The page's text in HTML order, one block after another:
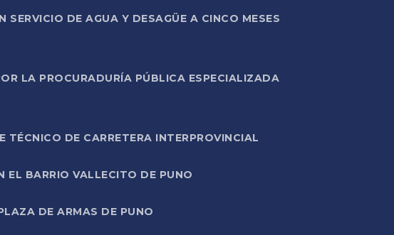
DE AGUA Y DESAGÜE A CINCO MESES
LA PROCURADURÍA PÚBLICA ESPECIALIZADA
DE CARRETERA INTERPROVINCIAL
EL BARRIO VALLECITO DE PUNO
DE ARMAS DE PUNO